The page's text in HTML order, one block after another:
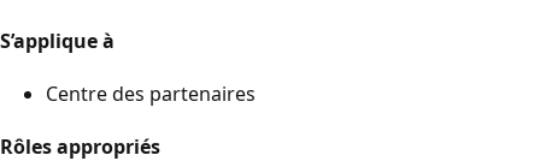
S’applique à
Centre des partenaires
Rôles appropriés